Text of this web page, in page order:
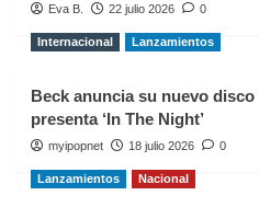
Eva B. 22 julio 2026 0
Internacional Lanzamientos
Beck anuncia su nuevo disco
presenta ‘In The Night’
myipopnet 18 julio 2026 0
Lanzamientos Nacional